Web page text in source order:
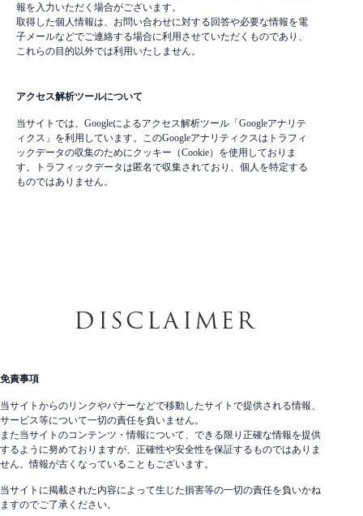
報を入力いただく場合がございます。
取得した個人情報は、お問い合わせに対する回答や必要な情報を電
子メールなどでご連絡する場合に利用させていただくものであり、
これらの目的以外では利用いたしません。
アクセス解析ツールについて
当サイトでは、Googleによるアクセス解析ツール「Googleアナリテ
ィクス」を利用しています。このGoogleアナリティクスはトラフィ
ックデータの収集のためにクッキー（Cookie）を使用しておりま
す。トラフィックデータは匿名で収集されており、個人を特定する
ものではありません。
D ISCLAIMER
免責事項
当サイトからのリンクやバナーなどで移動したサイトで提供される情報、
サービス等について一切の責任を負いません。
また当サイトのコンテンツ・情報について、できる限り正確な情報を提供
するように努めておりますが、正確性や安全性を保証するものではありま
せん。情報が古くなっていることもございます。
当サイトに掲載された内容によって生じた損害等の一切の責任を負いかね
ますのでご了承ください。